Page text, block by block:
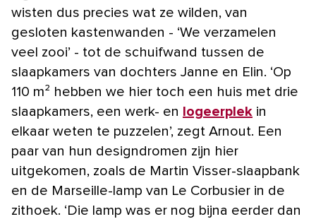
wisten dus precies wat ze wilden, van
gesloten kastenwanden - ‘We verzamelen
veel zooi’ - tot de schuifwand tussen de
slaapkamers van dochters Janne en Elin. ‘Op
110 m² hebben we hier toch een huis met drie
slaapkamers, een werk- en
logeerplek in
elkaar weten te puzzelen’, zegt Arnout. Een
paar van hun designdromen zijn hier
uitgekomen, zoals de Martin Visser-slaapbank
en de Marseille-lamp van Le Corbusier in de
zithoek. ‘Die lamp was er nog bijna eerder dan